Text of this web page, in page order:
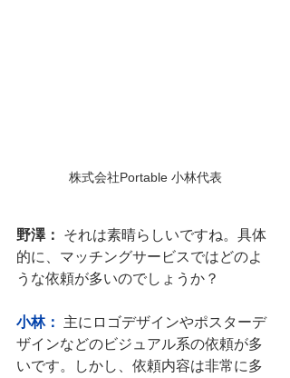
株式会社Portable 小林代表
野澤：
それは素晴らしいですね。具体
的に、マッチングサービスではどのよ
うな依頼が多いのでしょうか？
小林：
主にロゴデザインやポスターデ
ザインなどのビジュアル系の依頼が多
いです。しかし、依頼内容は非常に多